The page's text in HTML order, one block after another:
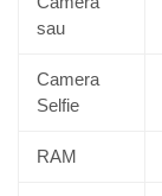
sau
Camera
Selfie
RAM